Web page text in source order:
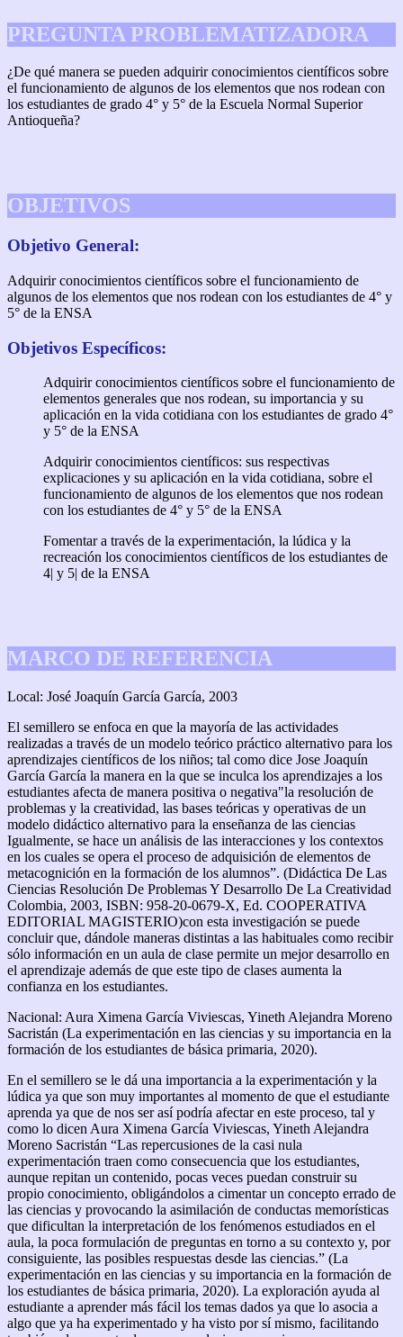
PREGUNTA PROBLEMATIZADORA
¿De qué manera se pueden adquirir conocimientos científicos sobre
el funcionamiento de algunos de los elementos que nos rodean con
los estudiantes de grado 4° y 5° de la Escuela Normal Superior
Antioqueña?
OBJETIVOS
Objetivo General:
Adquirir conocimientos científicos sobre el funcionamiento de
algunos de los elementos que nos rodean con los estudiantes de 4° y
5° de la ENSA
Objetivos Específicos:
Adquirir conocimientos científicos sobre el funcionamiento de
elementos generales que nos rodean, su importancia y su
aplicación en la vida cotidiana con los estudiantes de grado 4°
y 5° de la ENSA
Adquirir conocimientos científicos: sus respectivas
explicaciones y su aplicación en la vida cotidiana, sobre el
funcionamiento de algunos de los elementos que nos rodean
con los estudiantes de 4° y 5° de la ENSA
Fomentar a través de la experimentación, la lúdica y la
recreación los conocimientos científicos de los estudiantes de
4| y 5| de la ENSA
MARCO DE REFERENCIA
Local: José Joaquín García García, 2003
El semillero se enfoca en que la mayoría de las actividades
realizadas a través de un modelo teórico práctico alternativo para los
aprendizajes científicos de los niños; tal como dice Jose Joaquín
García García la manera en la que se inculca los aprendizajes a los
estudiantes afecta de manera positiva o negativa"la resolución de
problemas y la creatividad, las bases teóricas y operativas de un
modelo didáctico alternativo para la enseñanza de las ciencias
Igualmente, se hace un análisis de las interacciones y los contextos
en los cuales se opera el proceso de adquisición de elementos de
metacognición en la formación de los alumnos”. (Didáctica De Las
Ciencias Resolución De Problemas Y Desarrollo De La Creatividad
Colombia, 2003, ISBN: 958-20-0679-X, Ed. COOPERATIVA
EDITORIAL MAGISTERIO)con esta investigación se puede
concluir que, dándole maneras distintas a las habituales como recibir
sólo información en un aula de clase permite un mejor desarrollo en
el aprendizaje además de que este tipo de clases aumenta la
confianza en los estudiantes.
Nacional: Aura Ximena García Viviescas, Yineth Alejandra Moreno
Sacristán (La experimentación en las ciencias y su importancia en la
formación de los estudiantes de básica primaria, 2020).
En el semillero se le dá una importancia a la experimentación y la
lúdica ya que son muy importantes al momento de que el estudiante
aprenda ya que de nos ser así podría afectar en este proceso, tal y
como lo dicen Aura Ximena García Viviescas, Yineth Alejandra
Moreno Sacristán “Las repercusiones de la casi nula
experimentación traen como consecuencia que los estudiantes,
aunque repitan un contenido, pocas veces puedan construir su
propio conocimiento, obligándolos a cimentar un concepto errado de
las ciencias y provocando la asimilación de conductas memorísticas
que dificultan la interpretación de los fenómenos estudiados en el
aula, la poca formulación de preguntas en torno a su contexto y, por
consiguiente, las posibles respuestas desde las ciencias.” (La
experimentación en las ciencias y su importancia en la formación de
los estudiantes de básica primaria, 2020). La exploración ayuda al
estudiante a aprender más fácil los temas dados ya que lo asocia a
algo que ya ha experimentado y ha visto por sí mismo, facilitando